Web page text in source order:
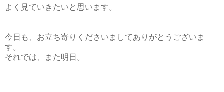
よく見ていきたいと思います。
今日も、お立ち寄りくださいましてありがとうございま
す。
それでは、また明日。